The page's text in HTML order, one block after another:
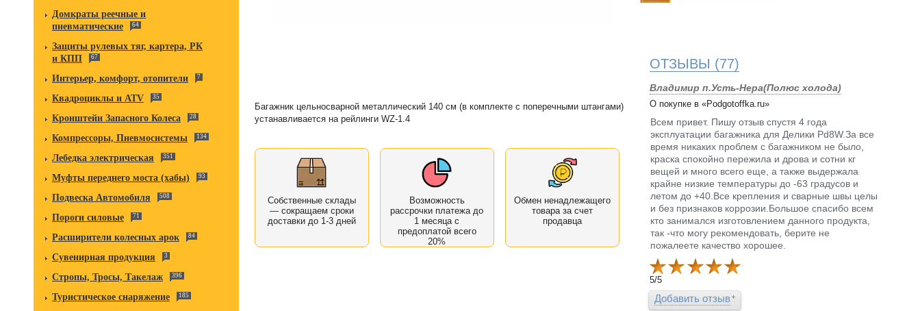
Домкраты реечные и
пневматические
64
Защиты рулевых тяг, картера, РК
и КПП
67
Интерьер, комфорт, отопители 7
Квадроциклы и ATV 35
Кронштейн Запасного Колеса 28
Компрессоры, Пневмосистемы 134
Лебедка электрическая 351
Муфты переднего моста (хабы) 93
Подвеска Автомобиля 508
Пороги силовые 71
Расширители колесных арок 84
Сувенирная продукция 3
Стропы, Тросы, Такелаж 396
Туристическое снаряжение 185
Багажник цельносварной металлический 140 см (в комплекте с поперечными штангами)
устанавливается на рейлинги WZ-1.4
Собственные склады
— сокращаем сроки
доставки до 1-3 дней
Возможность
рассрочки платежа до
1 месяца с
предоплатой всего
20%
Обмен ненадлежащего
товара за счет
продавца
ОТЗЫВЫ (77)
Владимир п.Усть-Нера(Полюс холода)
О покупке в «Podgotoffka.ru»
Всем привет. Пишу отзыв спустя 4 года
эксплуатации багажника для Делики Pd8W.За все
время никаких проблем с багажником не было,
краска спокойно пережила и дрова и сотни кг
вещей и много всего еще, а также выдержала
крайне низкие температуры до -63 градусов и
летом до +40.Все крепления и сварные швы целы
и без признаков коррозии.Большое спасибо всем
кто занимался изготовлением данного продукта,
так -что могу рекомендовать, берите не
пожалеете качество хорошее.
5/5
Добавить отзыв